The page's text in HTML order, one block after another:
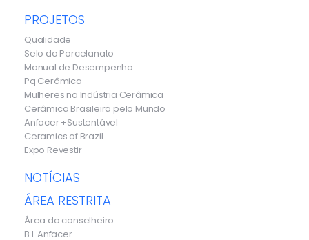
PROJETOS
Qualidade
Selo do Porcelanato
Manual de Desempenho
Pq Cerâmica
Mulheres na Indústria Cerâmica
Cerâmica Brasileira pelo Mundo
Anfacer +Sustentável
Ceramics of Brazil
Expo Revestir
NOTÍCIAS
ÁREA RESTRITA
Área do conselheiro
B.I. Anfacer